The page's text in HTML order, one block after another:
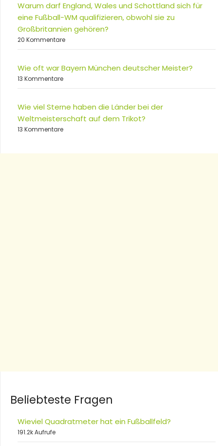
Warum darf England, Wales und Schottland sich für
eine Fußball-WM qualifizieren, obwohl sie zu
Großbritannien gehören?
20 Kommentare
Wie oft war Bayern München deutscher Meister?
13 Kommentare
Wie viel Sterne haben die Länder bei der
Weltmeisterschaft auf dem Trikot?
13 Kommentare
Beliebteste Fragen
Wieviel Quadratmeter hat ein Fußballfeld?
191.2k Aufrufe